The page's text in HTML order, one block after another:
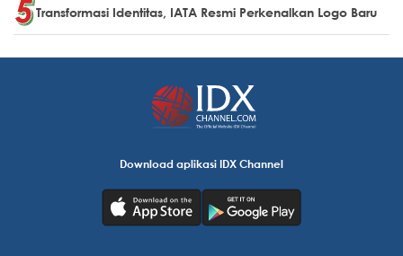
Transformasi Identitas, IATA Resmi Perkenalkan Logo Baru
Download aplikasi IDX Channel